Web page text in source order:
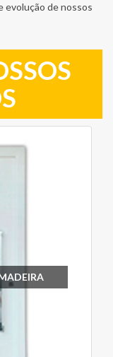
de nossos